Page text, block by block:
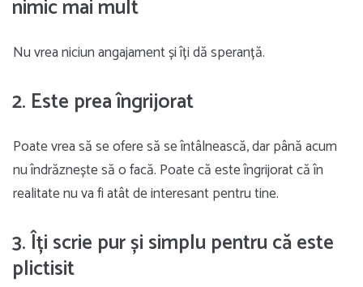
nimic mai mult
Nu vrea niciun angajament și îți dă speranță.
2. Este prea îngrijorat
Poate vrea să se ofere să se întâlnească, dar până acum
nu îndrăznește să o facă. Poate că este îngrijorat că în
realitate nu va fi atât de interesant pentru tine.
3. Îți scrie pur și simplu pentru că este
plictisit